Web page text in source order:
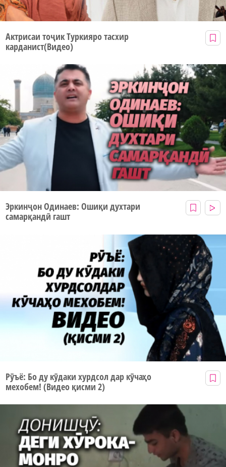
Актрисаи тоҷик Туркияро тасхир
карданист(Видео)
Эркинҷон Одинаев: Ошиқи духтари
самарқандӣ гашт
Рӯъё: Бо ду кӯдаки хурдсол дар кӯчаҳо
мехобем! (Видео қисми 2)